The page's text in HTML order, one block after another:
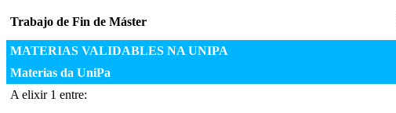
Trabajo de Fin de Máster
MATERIAS VALIDABLES NA UNIPA
Materias da UniPa
A elixir 1 entre: